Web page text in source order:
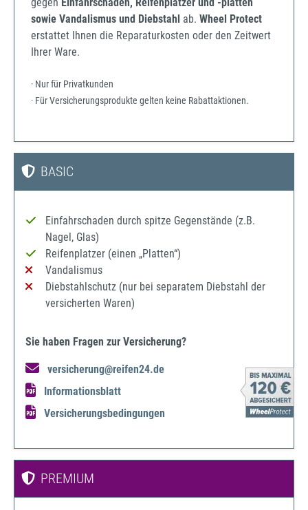
sowie Vandalismus und Diebstahl ab. Wheel Protect
erstattet Ihnen die Reparaturkosten oder den Zeitwert
Ihrer Ware.
· Nur für Privatkunden
· Für Versicherungsprodukte gelten keine Rabattaktionen.
BASIC
Einfahrschaden durch spitze Gegenstände (z.B.
Nagel, Glas)
Reifenplatzer (einen „Platten“)
Vandalismus
Diebstahlschutz (nur bei separatem Diebstahl der
versicherten Waren)
Sie haben Fragen zur Versicherung?
versicherung@reifen24.de
Informationsblatt
Versicherungsbedingungen
PREMIUM